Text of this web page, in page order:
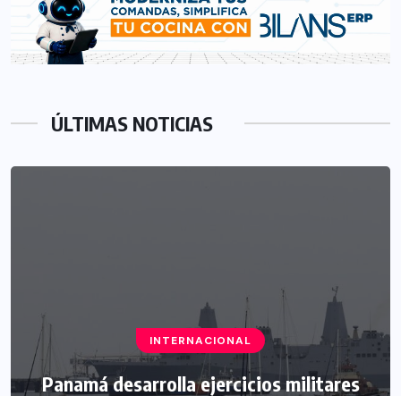
ÚLTIMAS NOTICIAS
INTERNACIONAL
Panamá desarrolla ejercicios militares